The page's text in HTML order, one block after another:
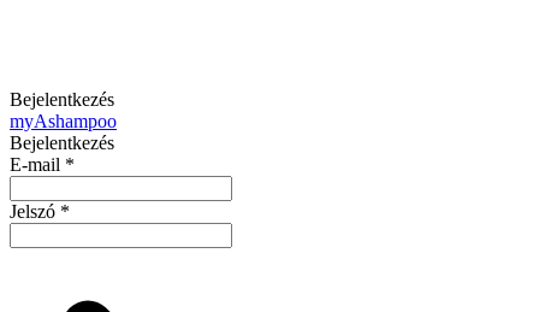
Bejelentkezés
myAshampoo
Bejelentkezés
E-mail *
Jelszó *